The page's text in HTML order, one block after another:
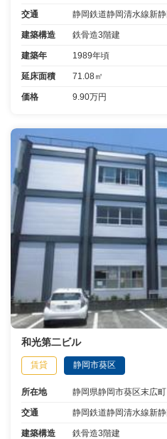
交通
建築構造 鉄骨造3階建
建築年 1989年頃
延床面積 71.08㎡
価格 9.90万円
和光第二ビル
賃貸 静岡市葵区
所在地 静岡県静岡市葵区末広町
交通
建築構造 鉄骨造3階建